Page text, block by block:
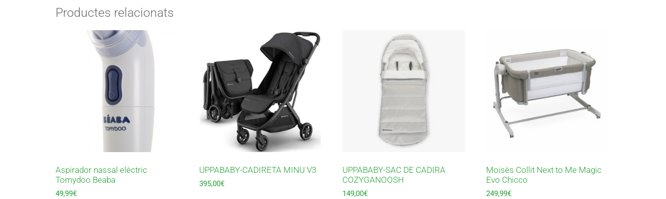
Productes relacionats
Aspirador nassal elèctric
Tomydoo Beaba
49,99€
UPPABABY-CADIRETA MINU V3
395,00€
UPPABABY-SAC DE CADIRA
COZYGANOOSH
149,00€
Moisès Collit Next to Me Magic
Evo Chicco
249,99€